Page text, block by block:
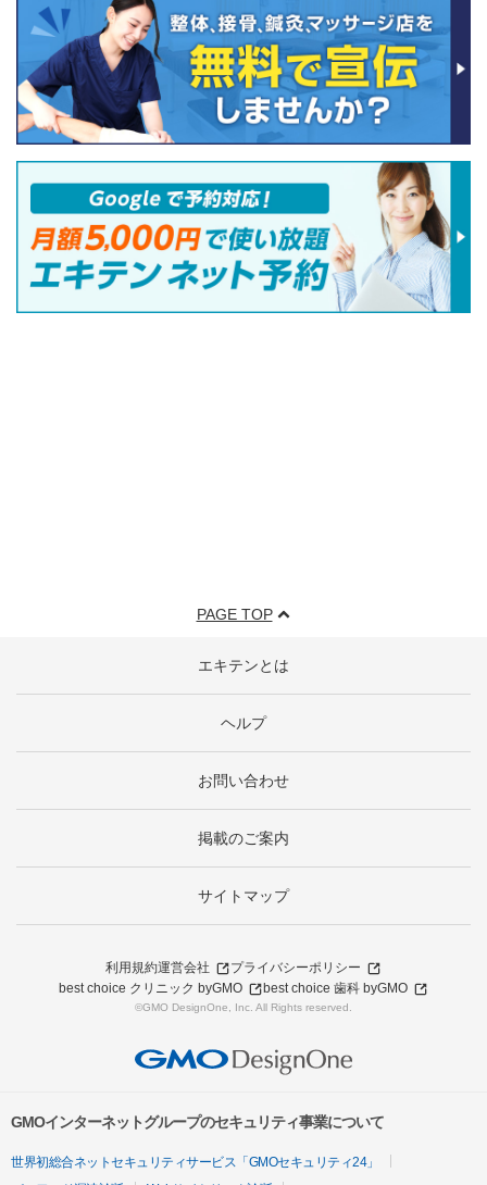
PAGE TOP
エキテンとは
ヘルプ
お問い合わせ
掲載のご案内
サイトマップ
利用規約運営会社
プライバシーポリシー
best choice クリニック byGMO
best choice 歯科 byGMO
©GMO DesignOne, Inc. All Rights reserved.
GMOインターネットグループのセキュリティ事業について
世界初総合ネットセキュリティサービス「GMOセキュリティ24」